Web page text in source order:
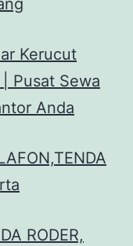
Kerucut
Pusat Sewa
Anda
RODER,